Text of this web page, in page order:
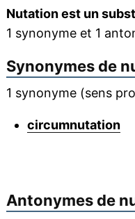
Nutation est un
1 synonyme et 1
Synonymes de
1 synonyme (sens
circumnutation
Antonymes de